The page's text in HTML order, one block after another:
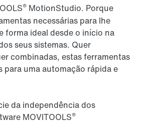
® MotionStudio. Porque
necessárias para lhe
forma ideal desde o início na
seus sistemas. Quer
combinadas, estas ferramentas
para uma automação rápida e
da independência dos
MOVITOOLS®